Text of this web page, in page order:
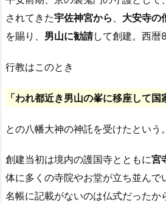
されてきた宇佐神宮から 、 大安寺の
を賜り、 男山に勧請して創建。西暦
行教はこのとき
「われ都近き男山の峯に移座して国
との八幡大神の神託を受けたという。
創建当初は境内の護国寺とともに宮
体に多くの寺院やお堂が立ち並んで
名帳に記載がないのは仏式だったか